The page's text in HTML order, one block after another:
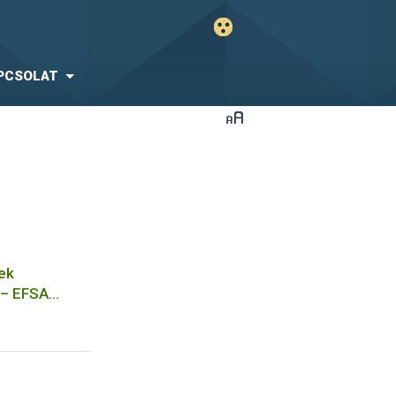
EFSA